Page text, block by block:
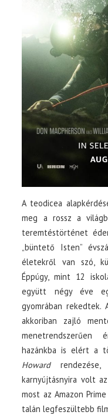
A teodicea
meg a rossz a
teremtéstörténet
„büntető Isten”
életekről van szó,
Éppúgy, mint 12
együtt négy éve
gyomrában
akkoriban zajló
menetrendszerűen
hazánkba is elért a
Howard
karnyújtásnyira volt
most az Amazon
talán legfeszültebb